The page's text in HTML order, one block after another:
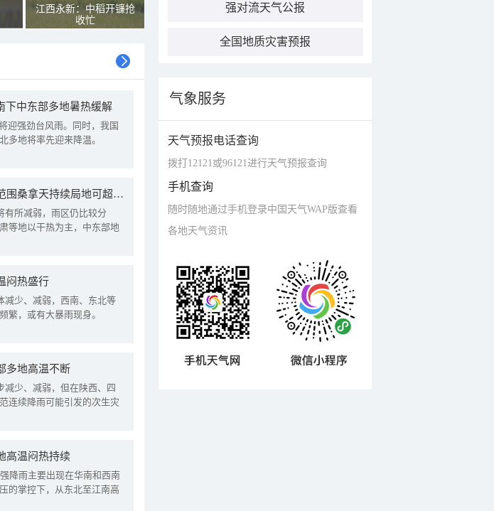
江西永新：中稻开镰抢
收忙
下中东部多地暑热缓解
迎强劲台风雨。同时，我国
多地将率先迎来降温。
我国降雨强度进一步减弱 中东部大范围桑拿天持续局地可超38℃
有所减弱，雨区仍比较分
等地以干热为主，中东部地
闷热盛行
减少、减弱，西南、东北等
繁，或有大暴雨现身。
多地高温不断
减少、减弱，但在陕西、四
连续降雨可能引发的次生灾
高温闷热持续
降雨主要出现在华南和西南
的掌控下，从东北至江南高
强对流天气公报
全国地质灾害预报
气象服务
天气预报电话查询
拨打12121或96121进行天气预报查询
手机查询
随时随地通过手机登录中国天气WAP版查看
各地天气资讯